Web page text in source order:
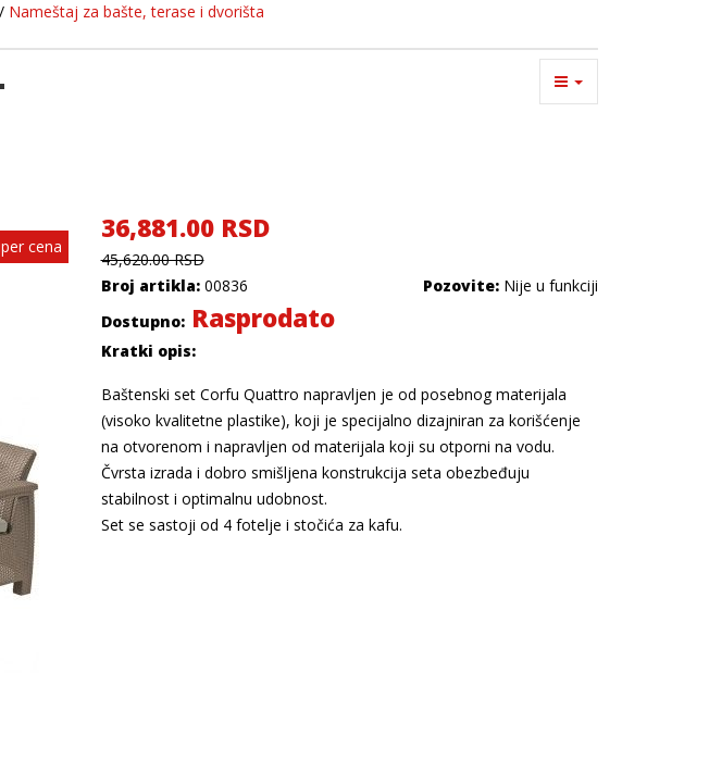
/ Nameštaj za bašte, terase i dvorišta
cena
cena
cena
36,881.00 RSD
45,620.00 RSD
Broj artikla:00836 Pozovite: Nije u funkciji
Dostupno:Rasprodato
Kratki opis:
Baštenski set Corfu Quattro napravljen je od posebnog materijala
(visoko kvalitetne plastike), koji je specijalno dizajniran za korišćenje
na otvorenom i napravljen od materijala koji su otporni na vodu.
Čvrsta izrada i dobro smišljena konstrukcija seta obezbeđuju
stabilnost i optimalnu udobnost.
Set se sastoji od 4 fotelje i stočića za kafu.